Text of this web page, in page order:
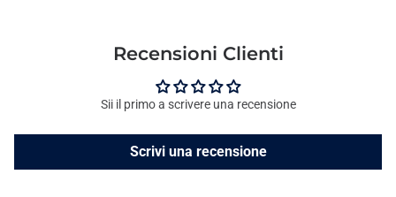
Recensioni Clienti
Sii il primo a scrivere una recensione
Scrivi una recensione